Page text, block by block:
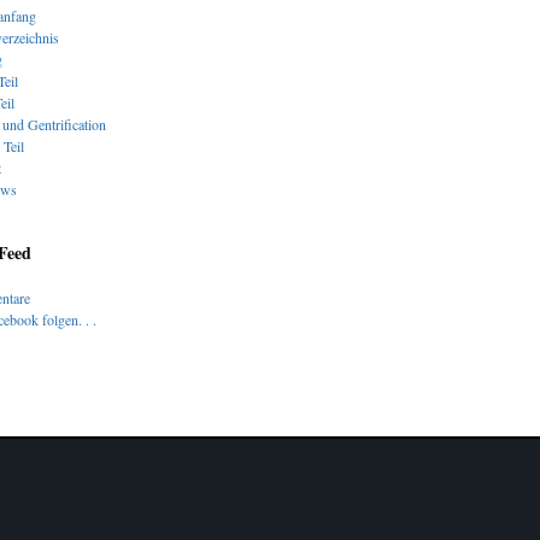
und Gentrification
folgen. . .